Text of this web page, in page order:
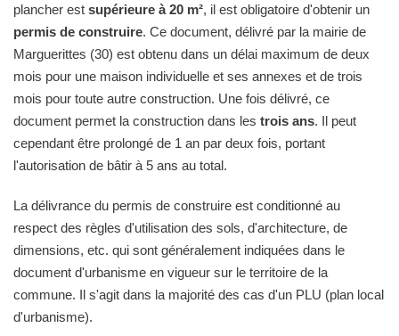
plancher est supérieure à 20 m², il est obligatoire d'obtenir un
permis de construire. Ce document, délivré par la mairie de
Marguerittes (30) est obtenu dans un délai maximum de deux
mois pour une maison individuelle et ses annexes et de trois
mois pour toute autre construction. Une fois délivré, ce
document permet la construction dans les trois ans. Il peut
cependant être prolongé de 1 an par deux fois, portant
l'autorisation de bâtir à 5 ans au total.
La délivrance du permis de construire est conditionné au
respect des règles d'utilisation des sols, d'architecture, de
dimensions, etc. qui sont généralement indiquées dans le
document d'urbanisme en vigueur sur le territoire de la
commune. Il s'agit dans la majorité des cas d'un PLU (plan local
d'urbanisme).